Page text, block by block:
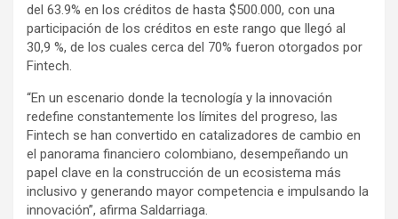
del 63.9% en los créditos de hasta $500.000, con una
participación de los créditos en este rango que llegó al
30,9 %, de los cuales cerca del 70% fueron otorgados por
Fintech.
“En un escenario donde la tecnología y la innovación
redefine constantemente los límites del progreso, las
Fintech se han convertido en catalizadores de cambio en
el panorama financiero colombiano, desempeñando un
papel clave en la construcción de un ecosistema más
inclusivo y generando mayor competencia e impulsando la
innovación”, afirma Saldarriaga.